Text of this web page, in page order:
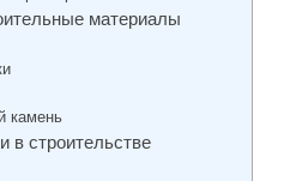
материалы
камень
в строительстве